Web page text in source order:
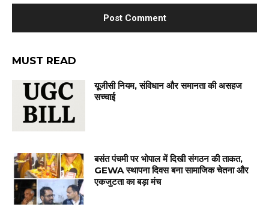
MUST READ
यूजीसी नियम, संविधान और समानता की असहज
सच्चाई
बसंत पंचमी पर भोपाल में दिखी संगठन की ताकत,
GEWA स्थापना दिवस बना सामाजिक चेतना और
एकजुटता का बड़ा मंच